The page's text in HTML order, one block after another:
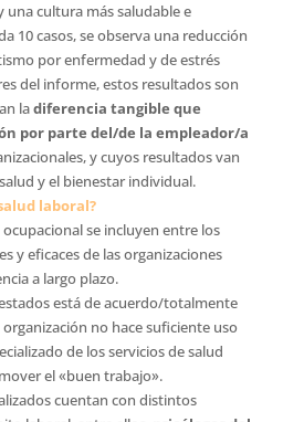
una cultura más saludable e
10 casos, se observa una reducción
por enfermedad y de estrés
del informe, estos resultados son
ladiferencia tangible que
por parte del/de la empleador/a
y cuyos resultados van
y el bienestar individual.
laboral?
se incluyen entre los
y eficaces de las organizaciones
a largo plazo.
está de acuerdo/totalmente
no hace suficiente uso
de los servicios de salud
el «buen trabajo».
cuentan con distintos